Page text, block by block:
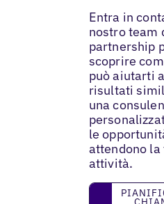
Entra in
nostro team
partnership
scoprire
può aiutarti
risultati
una
le
attendono la
attività.
Pianifica una